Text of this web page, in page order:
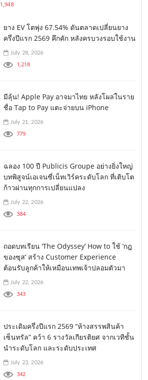
1,948
ยาง EV โตพุ่ง 67.54% ดันตลาดเปลี่ยนยาง
ครึ่งปีแรก 2569 คึกคัก หลังครบวงรอบใช้งาน
July 28, 2026
1,218
มีลุ้น! Apple Pay อาจมาไทย หลังโผล่ในราย
ชื่อ Tap to Pay แตะจ่ายบน iPhone
July 21, 2026
779
ฉลอง 100 ปี Publicis Groupe อย่างยิ่งใหญ่
บทพิสูจน์เอเจนซี่เน็ทเวิร์คระดับโลก ที่เติบโต
ก้าวผ่านทุกการเปลี่ยนแปลง
July 22, 2026
384
ถอดบทเรียน ‘The Odyssey’ How to ใช้ ‘กฎ
ของซุส’ สร้าง Customer Experience
ต้อนรับลูกค้าให้เหมือนเทพเจ้าปลอมตัวมา
July 22, 2026
343
ประเดิมครึ่งปีแรก 2569 “ห้างสรรพสินค้า
เซ็นทรัล” คว้า 6 รางวัลเกียรติยศ จากเวทีชั้น
นำระดับโลก และระดับประเทศ
July 23, 2026
342